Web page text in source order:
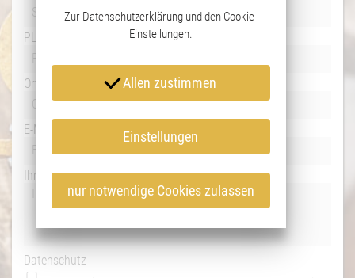
PLZ
Ort
E-Mail
Ihre Mitteilung:
Datenschutz
Zur Datenschutzerklärungund den Cookie-
Einstellungen.
Allen zustimmen
Einstellungen
nur notwendige Cookies zulassen